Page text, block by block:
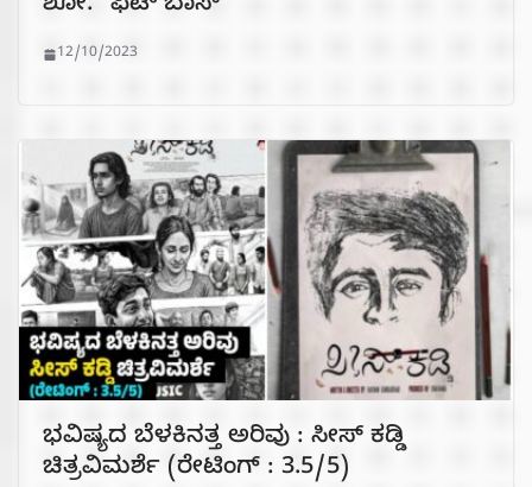
ಶೋ. “ಫಿಟ್‌ ಬಾಸ್‌”
12/10/2023
ಭವಿಷ್ಯದ ಬೆಳಕಿನತ್ತ ಅರಿವು : ಸೀಸ್ ಕಡ್ಡಿ
ಚಿತ್ರವಿಮರ್ಶೆ (ರೇಟಿಂಗ್ : 3.5/5)